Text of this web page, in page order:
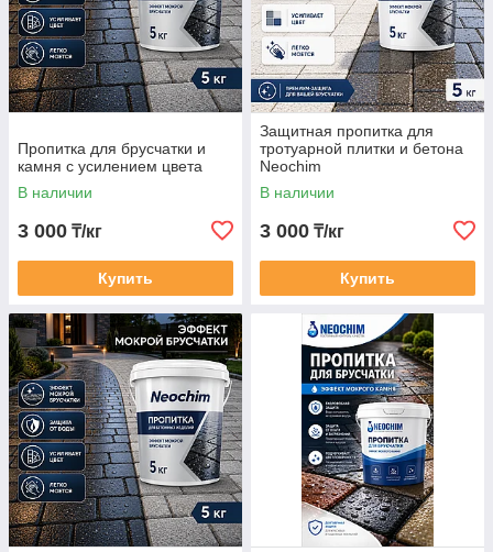
Пропитка для брусчатки и
камня с усилением цвета
В наличии
3 000 ₸/кг
Купить
Защитная пропитка для
тротуарной плитки и бетона
Neochim
В наличии
3 000 ₸/кг
Купить